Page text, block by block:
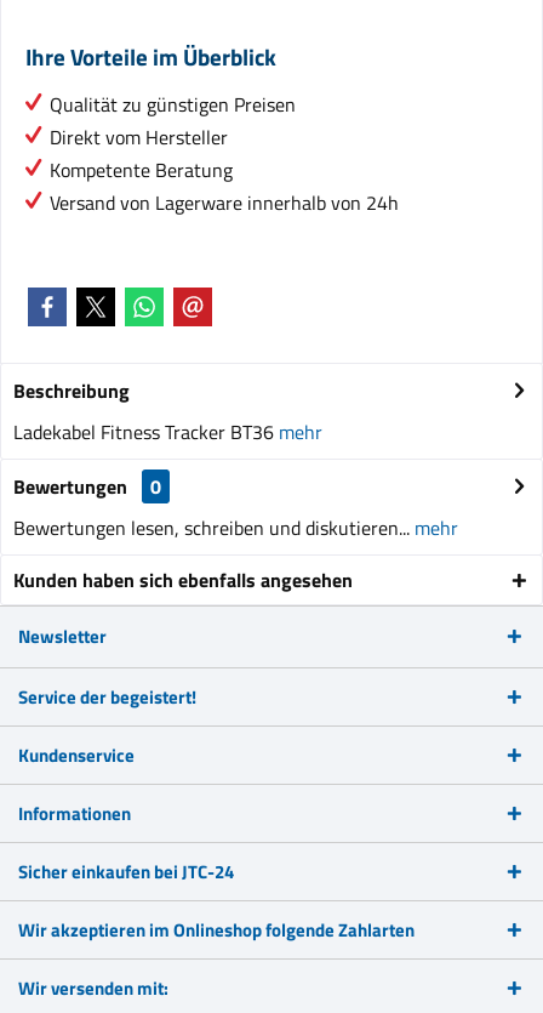
Ihre Vorteile im Überblick
Qualität zu günstigen Preisen
Direkt vom Hersteller
Kompetente Beratung
Versand von Lagerware innerhalb von 24h
Beschreibung
Ladekabel Fitness Tracker BT36 mehr
Bewertungen
0
Bewertungen lesen, schreiben und diskutieren... mehr
Kunden haben sich ebenfalls angesehen
Newsletter
Service der begeistert!
Kundenservice
Informationen
Sicher einkaufen bei JTC-24
Wir akzeptieren im Onlineshop folgende Zahlarten
Wir versenden mit: